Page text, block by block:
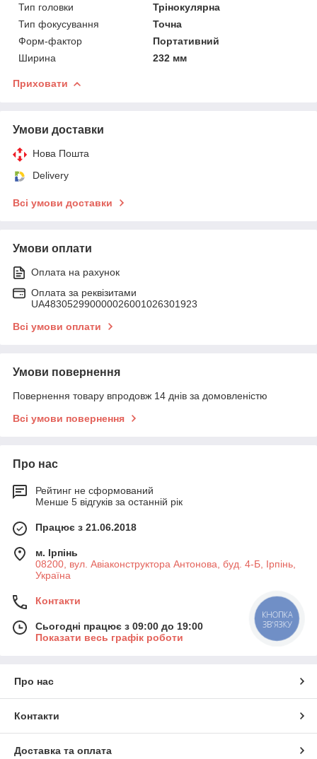
Тип головки
Трінокулярна
Тип фокусування
Точна
Форм-фактор
Портативний
Ширина
232 мм
Приховати
Умови доставки
Нова Пошта
Delivery
Всі умови доставки
Умови оплати
Оплата на рахунок
Оплата за реквізитами
UA483052990000026001026301923
Всі умови оплати
Умови повернення
Повернення товару впродовж 14 днів за домовленістю
Всі умови повернення
Про нас
Рейтинг не сформований
Менше 5 відгуків за останній рік
Працює з 21.06.2018
м. Ірпінь
08200, вул. Авіаконструктора Антонова, буд. 4-Б, Ірпінь,
Україна
Контакти
Сьогодні працює з 09:00 до 19:00
Показати весь графік роботи
Про нас
Контакти
Доставка та оплата
КНОПКА
ЗВ'ЯЗКУ